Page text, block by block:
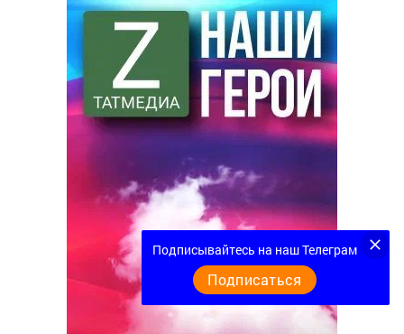
Подписывайтесь на наш Телеграм
Подписаться